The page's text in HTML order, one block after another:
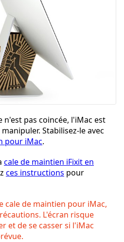
n'est pas coincée, l'iMac est
Stabilisez-le avec
pour iMac.
cale de maintien iFixit en
ces instructions pour
cale de maintien pour iMac,
L'écran risque
et de se casser si l'iMac